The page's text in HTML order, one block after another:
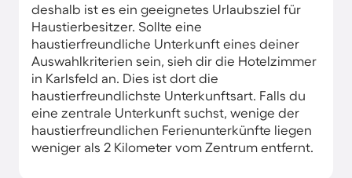
deshalb ist es ein geeignetes Urlaubsziel für
Haustierbesitzer. Sollte eine
haustierfreundliche Unterkunft eines deiner
Auswahlkriterien sein, sieh dir die Hotelzimmer
in Karlsfeld an. Dies ist dort die
haustierfreundlichste Unterkunftsart. Falls du
eine zentrale Unterkunft suchst, wenige der
haustierfreundlichen Ferienunterkünfte liegen
weniger als 2 Kilometer vom Zentrum entfernt.